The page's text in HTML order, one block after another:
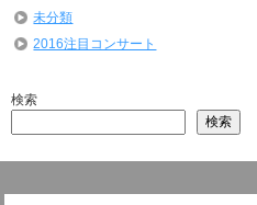
未分類
2016注目コンサート
検索
検索